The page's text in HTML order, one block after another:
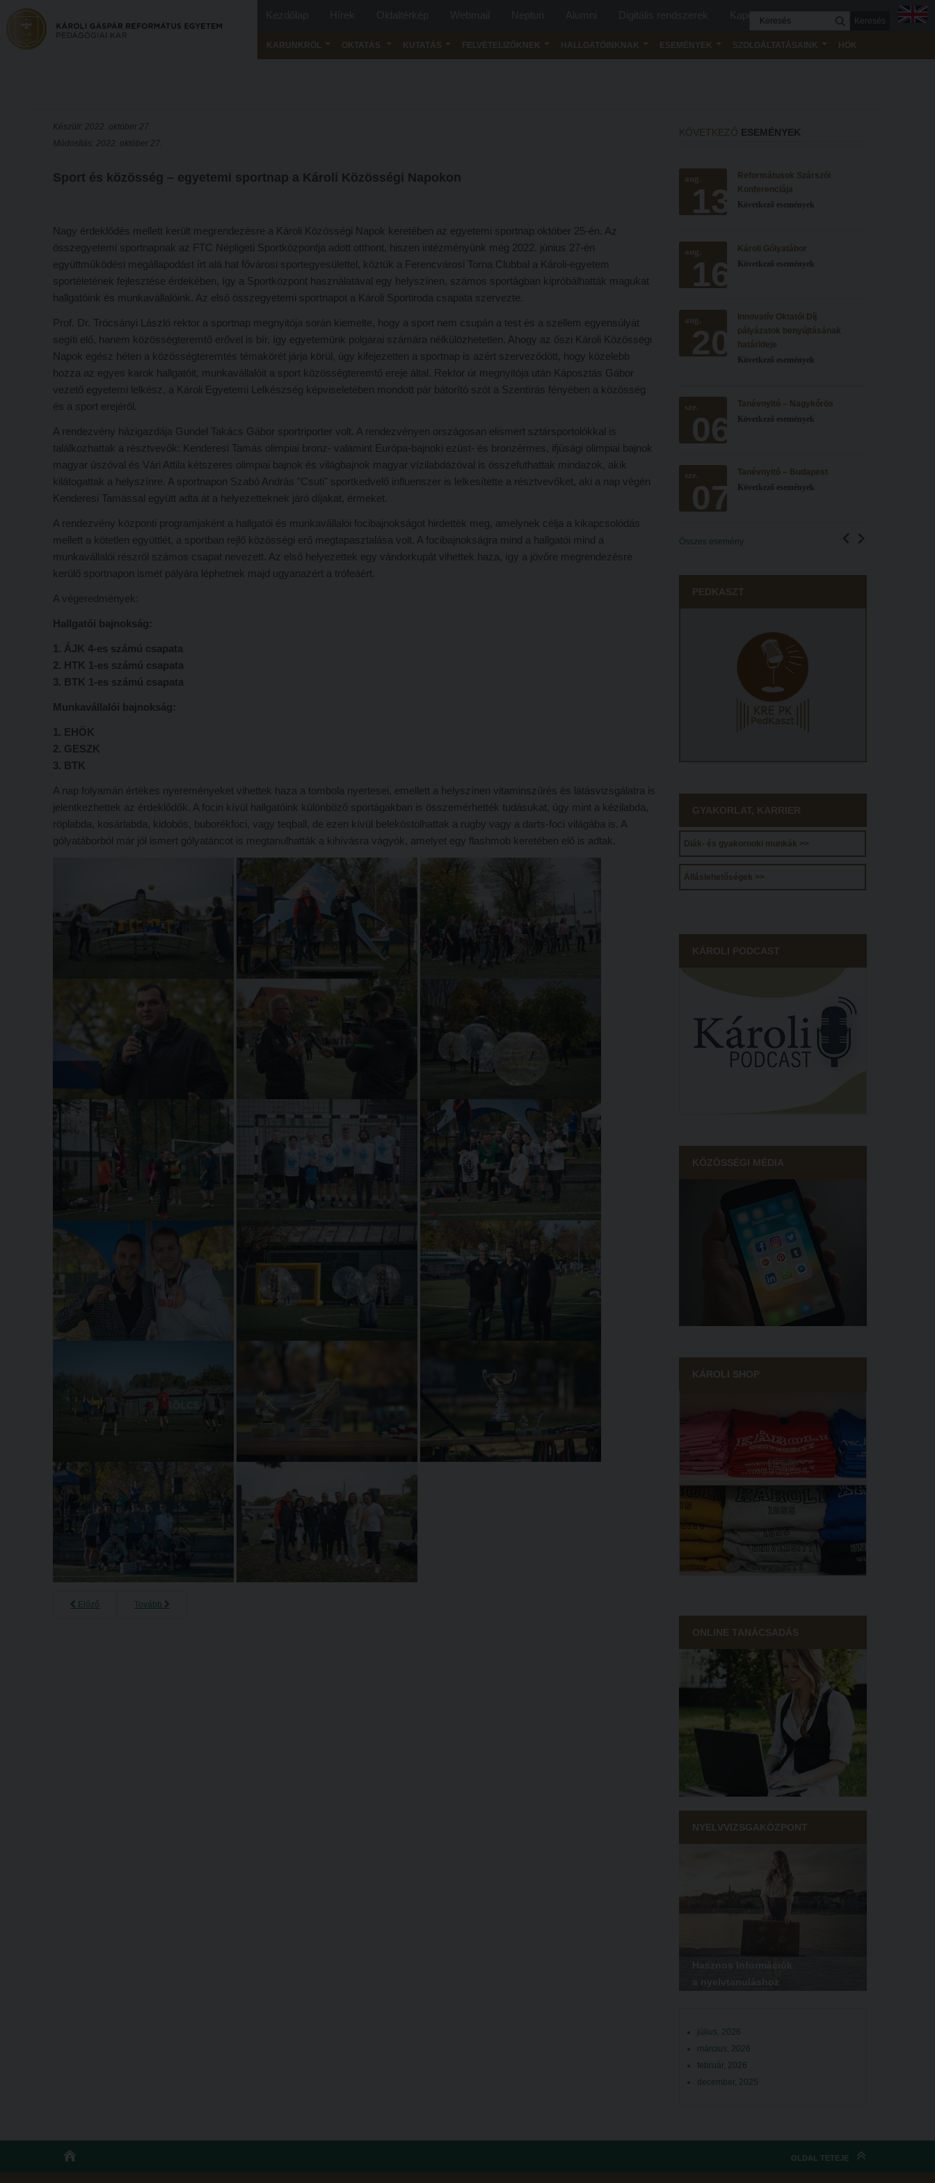
Kapcsolat
Keresés
KARUNKRÓL OKTATÁS KUTATÁS FELVÉTELIZŐKNEK HALLGATÓINKNAK ESEMÉNYEK SZOLGÁLTATÁSAINK HÖK
Készült: 2022. október 27.
Módosítás: 2022. október 27.
Sport és közösség – egyetemi sportnap a Károli Közösségi Napokon
Nagy érdeklődés mellett került megrendezésre a Károli Közösségi Napok keretében az egyetemi sportnap október 25-én. Az
összegyetemi sportnapnak az FTC Népligeti Sportközpontja adott otthont, hiszen intézményünk még 2022. június 27-én
együttműködési megállapodást írt alá hat fővárosi sportegyesülettel, köztük a Ferencvárosi Torna Clubbal a Károli-egyetem
sportéletének fejlesztése érdekében, így a Sportközpont használatával egy helyszínen, számos sportágban kipróbálhatták magukat
hallgatóink és munkavállalóink. Az első összegyetemi sportnapot a Károli Sportiroda csapata szervezte.
Prof. Dr. Trócsányi László rektor a sportnap megnyitója során kiemelte, hogy a sport nem csupán a test és a szellem egyensúlyát
segíti elő, hanem közösségteremtő erővel is bír, így egyetemünk polgárai számára nélkülözhetetlen. Ahogy az őszi Károli Közösségi
Napok egész héten a közösségteremtés témakörét járja körül, úgy kifejezetten a sportnap is azért szerveződött, hogy közelebb
hozza az egyes karok hallgatóit, munkavállalóit a sport közösségteremtő ereje által. Rektor úr megnyitója után Káposztás Gábor
vezető egyetemi lelkész, a Károli Egyetemi Lelkészség képviseletében mondott pár bátorító szót a Szentírás fényében a közösség
és a sport erejéről.
A rendezvény házigazdája Gundel Takács Gábor sportriporter volt. A rendezvényen országosan elismert sztársportolókkal is
találkozhattak a résztvevők: Kenderesi Tamás olimpiai bronz- valamint Európa-bajnoki ezüst- és bronzérmes, ifjúsági olimpiai bajnok
magyar úszóval és Vári Attila kétszeres olimpiai bajnok és világbajnok magyar vízilabdázóval is összefuthattak mindazok, akik
kilátogattak a helyszínre. A sportnapon Szabó András "Csuti" sportkedvelő influenszer is lelkesítette a résztvevőket, aki a nap végén
Kenderesi Tamással együtt adta át a helyezetteknek járó díjakat, érmeket.
A rendezvény központi programjaként a hallgatói és munkavállalói focibajnokságot hirdették meg, amelynek célja a kikapcsolódás
mellett a kötetlen együttlét, a sportban rejlő közösségi erő megtapasztalása volt. A focibajnokságra mind a hallgatói mind a
munkavállalói részről számos csapat nevezett. Az első helyezettek egy vándorkupát vihettek haza, így a jövőre megrendezésre
kerülő sportnapon ismét pályára léphetnek majd ugyanazért a trófeáért.
A végeredmények:
Hallgatói bajnokság:
1. ÁJK 4-es számú csapata
2. HTK 1-es számú csapata
3. BTK 1-es számú csapata
Munkavállalói bajnokság:
1. EHÖK
2. GESZK
3. BTK
A nap folyamán értékes nyereményeket vihettek haza a tombola nyertesei, emellett a helyszínen vitaminszűrés és látásvizsgálatra is
jelentkezhettek az érdeklődők. A focin kívül hallgatóink különböző sportágakban is összemérhették tudásukat, úgy mint a kézilabda,
röplabda, kosárlabda, kidobós, buborékfoci, vagy teqball, de ezen kívül belekóstolhattak a rugby vagy a darts-foci világába is. A
gólyatáborból már jól ismert gólyatáncot is megtanulhatták a kihívásra vágyók, amelyet egy flashmob keretében elő is adtak.
Előző Tovább
KÖVETKEZŐ ESEMÉNYEK
aug.
13
Reformátusok Szárszói
Konferenciája
Következő események
aug.
16
Károli Gólyatábor
Következő események
aug.
20
Innovatív Oktatói Díj
pályázatok benyújtásának
határideje
Következő események
sze.
06
Tanévnyitó – Nagykőrös
Következő események
sze.
07
Tanévnyitó – Budapest
Következő események
Összes esemény
PEDKASZT
GYAKORLAT, KARRIER
Diák- és gyakornoki munkák >>
Álláslehetőségek >>
KÁROLI PODCAST
KÖZÖSSÉGI MÉDIA
KÁROLI SHOP
ONLINE TANÁCSADÁS
NYELVVIZSGAKÖZPONT
július, 2026
március, 2026
február, 2026
december, 2025
OLDAL TETEJE